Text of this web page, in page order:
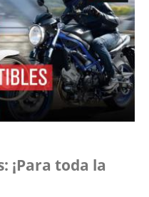
¡Para toda la